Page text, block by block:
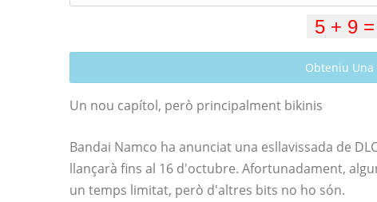
Obteniu Una
Un nou capítol, però principalment bikinis
Bandai Namco ha anunciat una esllavissada de
llançarà fins al 16 d'octubre. Afortunadament,
un temps limitat, però d'altres bits no ho són.